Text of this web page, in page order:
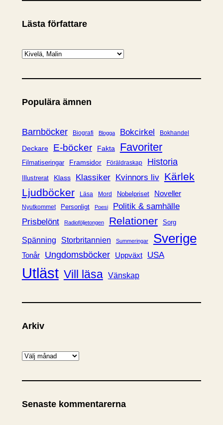
Lästa författare
K
t
g
r
Populära ämnen
Barnböcker Biografi Blogga Bokcirkel Bokhandel
Deckare E-böcker Fakta Favoriter
Filmatiseringar Framsidor Föräldraskap Historia
Illustrerat Klass Klassiker Kvinnors liv Kärlek
Ljudböcker
Läsa Mord Nobelpriset Noveller
Nyutkommet Personligt Poesi
Politik & samhälle
Prisbelönt
Radioföljetongen Relationer Sorg
Spänning Storbritannien Summeringar Sverige
Tonår Ungdomsböcker Uppväxt USA
Utläst Vill läsa Vänskap
Arkiv
A
k
v
Senaste kommentarerna